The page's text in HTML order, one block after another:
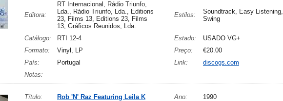
Editora:
RT Internacional, Rádio Triunfo,
Lda., Rádio Triunfo, Lda., Editions
23, Films 13, Editions 23, Films
13, Gráficos Reunidos, Lda.
Estilos:
Soundtrack, Easy Listening,
Swing
Catálogo: RTI 12-4 Estado:
USADO VG+
Formato:
Vinyl, LP Preço:
€20.00
País:
Portugal Link:
discogs.com
Notas:
Título: Rob 'N' Raz Featuring Leila K Ano:
1990